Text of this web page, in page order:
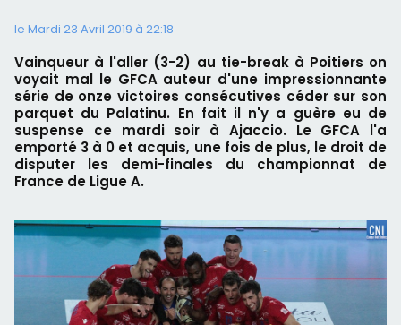
le Mardi 23 Avril 2019 à 22:18
Vainqueur à l'aller (3-2) au tie-break à Poitiers on
voyait mal le GFCA auteur d'une impressionnante
série de onze victoires consécutives céder sur son
parquet du Palatinu. En fait il n'y a guère eu de
suspense ce mardi soir à Ajaccio. Le GFCA l'a
emporté 3 à 0 et acquis, une fois de plus, le droit de
disputer les demi-finales du championnat de
France de Ligue A.